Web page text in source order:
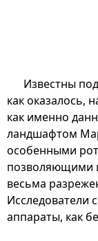
Известны
как оказалось,
как именно
ландшафтом
особенными
позволяющими
весьма
Исследователи
аппараты, как